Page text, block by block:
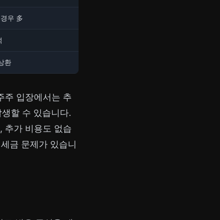
우 多
환
주 입장에서는 추
할 수 있습니다.
추가 비용도 없습
금 문제가 있습니